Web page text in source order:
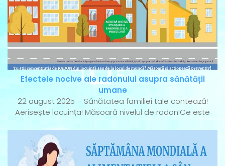
Efectele nocive ale radonului asupra sănătății
umane
22 august 2025 – Sănătatea familiei tale contează!
Aerisește locuința! Măsoară nivelul de radon!Ce este